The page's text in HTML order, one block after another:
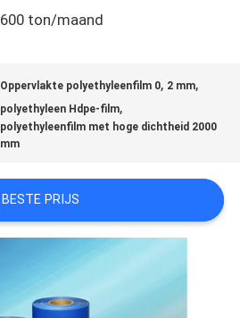
600 ton/maand
Oppervlakte polyethyleenfilm 0, 2 mm,
polyethyleen Hdpe-film,
polyethyleenfilm met hoge dichtheid 2000
mm
BESTE PRIJS